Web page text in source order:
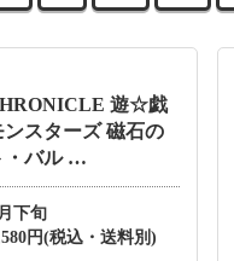
遊☆戯
スターズ 磁石の
・バル …
下旬
円(税込・送料別)